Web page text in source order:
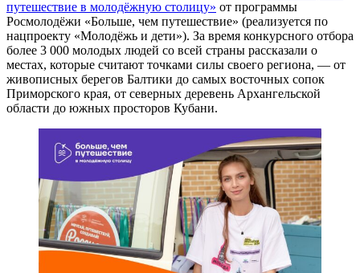
путешествие в молодёжную столицу» от программы
Росмолодёжи «Больше, чем путешествие» (реализуется по
нацпроекту «Молодёжь и дети»). За время конкурсного отбора
более 3 000 молодых людей со всей страны рассказали о
местах, которые считают точками силы своего региона, — от
живописных берегов Балтики до самых восточных сопок
Приморского края, от северных деревень Архангельской
области до южных просторов Кубани.